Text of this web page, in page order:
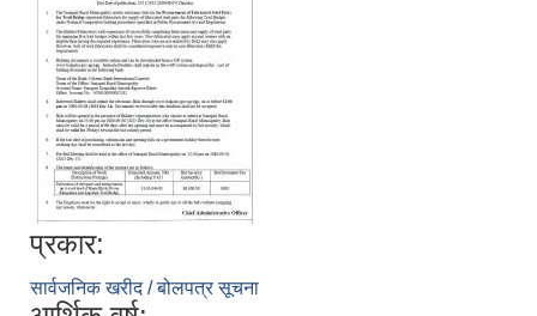
प्रकार:
सार्वजनिक खरीद / बोलपत्र सूचना